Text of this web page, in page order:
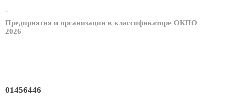
-
Предприятия и организации в классификаторе ОКПО
2026
01456446